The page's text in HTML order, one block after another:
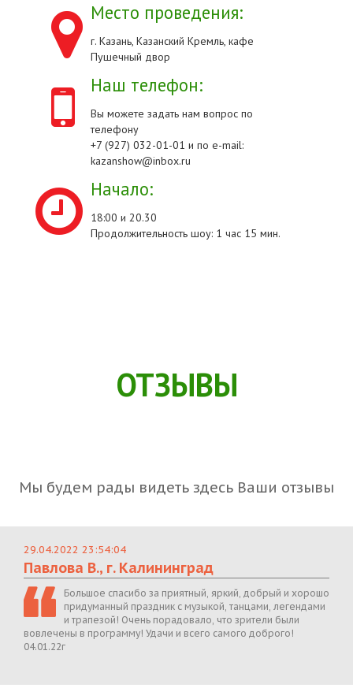
Место проведения:
г. Казань, Казанский Кремль, кафе
Пушечный двор
Наш телефон:
Вы можете задать нам вопрос по
телефону
+7 (927) 032-01-01 и по e-mail:
kazanshow@inbox.ru
Начало:
18:00 и 20.30
Продолжительность шоу: 1 час 15 мин.
ОТЗЫВЫ
Мы будем рады видеть здесь Ваши отзывы
29.04.2022 23:54:04
Павлова В., г. Калининград
Большое спасибо за приятный, яркий, добрый и хорошо
придуманный праздник с музыкой, танцами, легендами
и трапезой! Очень порадовало, что зрители были
вовлечены в программу! Удачи и всего самого доброго!
04.01.22г